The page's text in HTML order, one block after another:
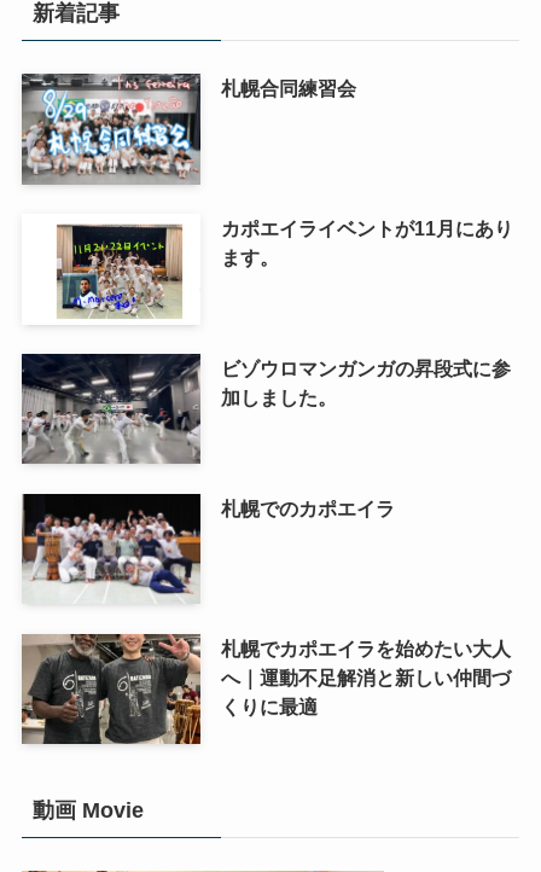
新着記事
札幌合同練習会
カポエイライベントが11月にあり
ます。
ビゾウロマンガンガの昇段式に参
加しました。
札幌でのカポエイラ
札幌でカポエイラを始めたい大人
へ｜運動不足解消と新しい仲間づ
くりに最適
動画 Movie